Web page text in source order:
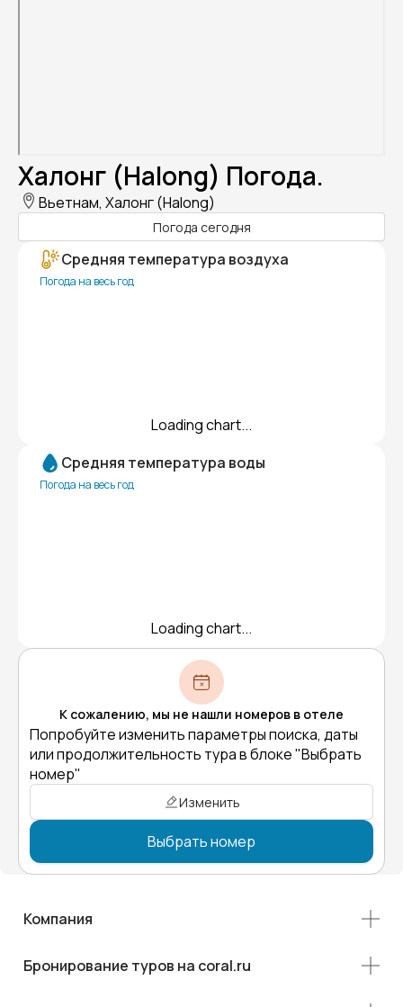
Халонг (Halong) Погода.
Вьетнам, Халонг (Halong)
Погода сегодня
Средняя температура воздуха
Погода на весь год
Loading chart...
Средняя температура воды
Погода на весь год
Loading chart...
К сожалению, мы не нашли номеров в отеле
Попробуйте изменить параметры поиска, даты
или продолжительность тура в блоке "Выбрать
номер"
Изменить
Выбрать номер
Компания
Бронирование туров на coral.ru